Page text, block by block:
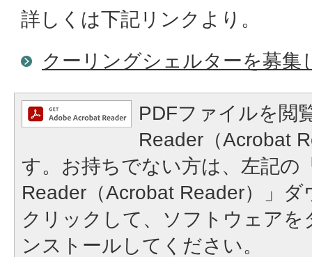
詳しくは下記リンクより。
クーリングシェルターを募集
PDFファイルを閲
Reader（Acrobat
す。お持ちでない方は、左記の
Reader（Acrobat Reader）」
クリックして、ソフトウェア
ンストールしてください。